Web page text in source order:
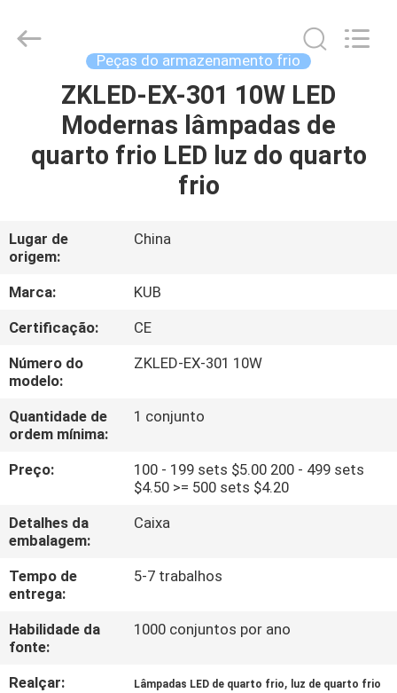
CASA
PRODUTOS
DE
RV
SOBRE
NÓS
EXCURSÃO
DA
FÁBRICA
CONTROLE
QUALIDADE
CONTACTE-
NOS
Equipment
Peças do armazenamento frio
ZKLED-EX-301 10W LED
Modernas lâmpadas de
quarto frio LED luz do quarto
frio
Lugar de
origem:
China
Marca:
KUB
Certificação:
CE
Número do
modelo:
ZKLED-EX-301 10W
Quantidade de
ordem mínima:
1 conjunto
Preço:
100 - 199 sets $5.00 200 - 499 sets
$4.50 >= 500 sets $4.20
Detalhes da
embalagem:
Caixa
Tempo de
entrega:
5-7 trabalhos
Habilidade da
fonte:
1000 conjuntos por ano
Realçar: Lâmpadas LED de quarto frio, luz de quarto frio